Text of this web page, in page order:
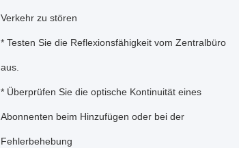
Verkehr zu stören
* Testen Sie die Reflexionsfähigkeit vom Zentralbüro
aus.
* Überprüfen Sie die optische Kontinuität eines
Abonnenten beim Hinzufügen oder bei der
Fehlerbehebung